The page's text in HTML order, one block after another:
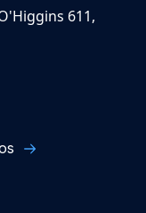
611,